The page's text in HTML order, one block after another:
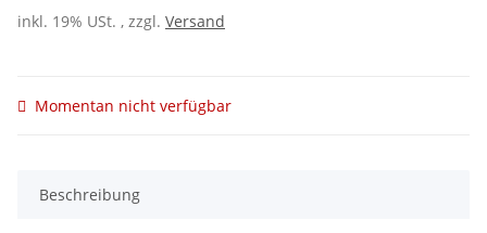
inkl. 19% USt. , zzgl. Versand
Momentan nicht verfügbar
Beschreibung